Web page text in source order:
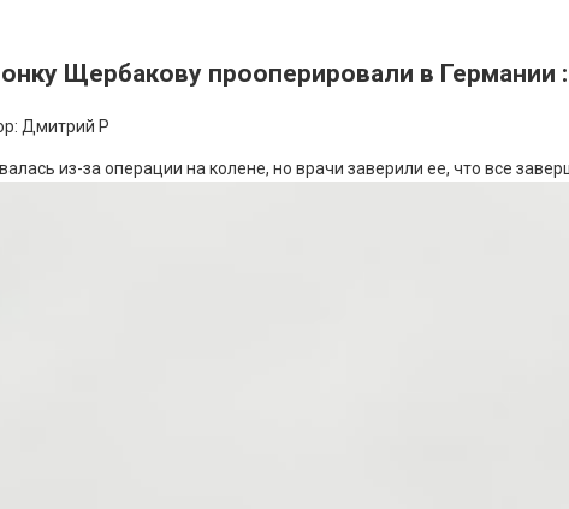
Щербакову прооперировали в Германии
Дмитрий Р
из-за операции на колене, но врачи заверили ее, что все